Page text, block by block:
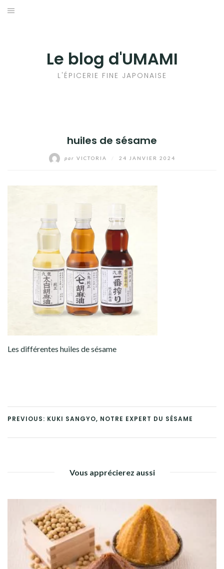
Aller
Le blog d'UMAMI
L'ÉPICERIE FINE JAPONAISE
huiles de sésame
par VICTORIA 24 JANVIER 2024
Les différentes huiles de sésame
PREVIOUS: KUKI SANGYO, NOTRE EXPERT DU SÉSAME
Vous apprécierez aussi